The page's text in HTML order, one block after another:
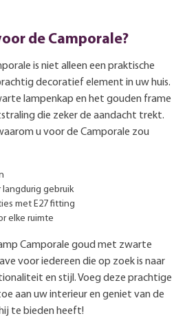
de Camporale?
is niet alleen een praktische
decoratief element in uw huis.
lampenkap en het gouden frame
die zeker de aandacht trekt.
u voor de Camporale zou
langdurig gebruik
met E27 fitting
elke ruimte
Camporale goud met zwarte
voor iedereen die op zoek is naar
en stijl. Voeg deze prachtige
aan uw interieur en geniet van de
te bieden heeft!